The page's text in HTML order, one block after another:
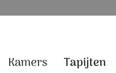
Kamers Tapijten